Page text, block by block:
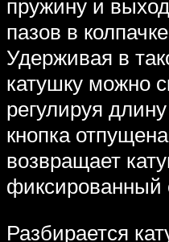
пружину и
пазов в
Удерживая в
катушку можно
регулируя
кнопка
возвращает
фиксированный
Разбирается